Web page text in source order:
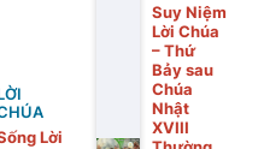
Lời
Suy Niệm
Lời Chúa
– Thứ
Bảy sau
Chúa
Nhật
XVIII